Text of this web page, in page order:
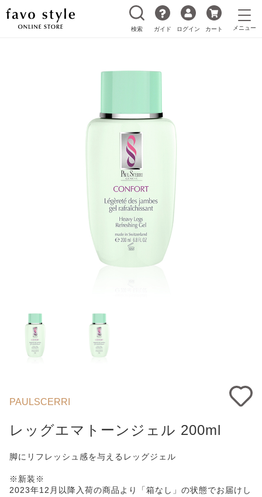
検索 ガイド ログイン カート
PAULSCERRI
レッグエマトーンジェル 200ml
脚にリフレッシュ感を与えるレッグジェル
※新装※
2023年12月以降入荷の商品より「箱なし」の状態でお届けし